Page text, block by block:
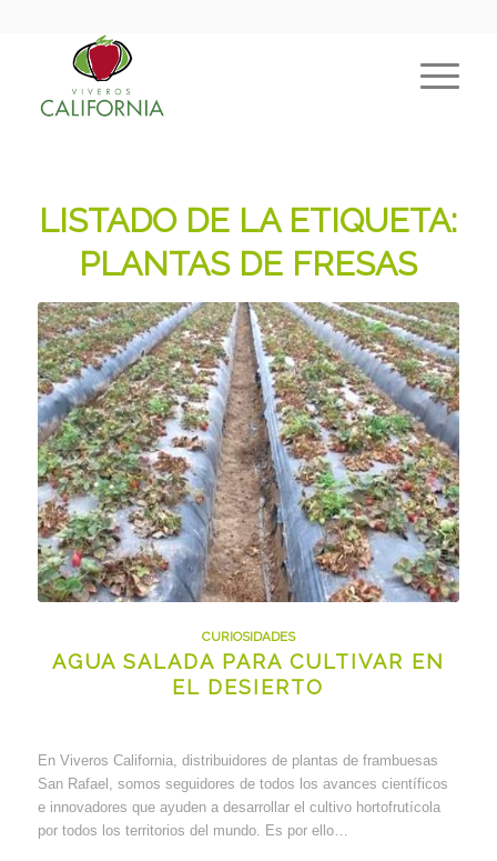
LISTADO DE LA ETIQUETA:
PLANTAS DE FRESAS
CURIOSIDADES
AGUA SALADA PARA CULTIVAR EN
EL DESIERTO
En Viveros California, distribuidores de plantas de frambuesas
San Rafael, somos seguidores de todos los avances científicos
e innovadores que ayuden a desarrollar el cultivo hortofrutícola
por todos los territorios del mundo. Es por ello…